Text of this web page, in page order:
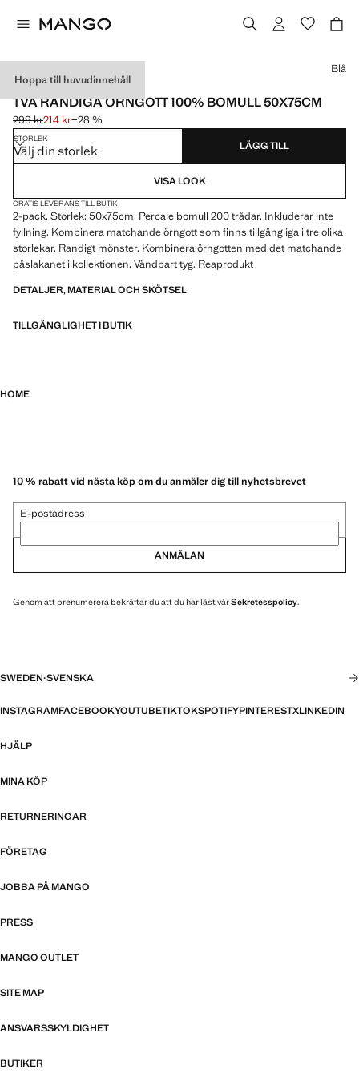
Hoppa till huvudinnehåll
PERCALEBOMULL / 2-PACK
TVÅ RANDIGA ÖRNGOTT 100% BOMULL 50X75CM
Ursprungligt pris överstruket [299 kr ]
299 kr
Gällande pris [214 kr ]
214 kr−28 %
Välj en färg
Blå
STORLEK
Välj din storlek LÄGG TILL
VISA LOOK
GRATIS LEVERANS TILL BUTIK
2-pack. Storlek: 50x75cm. Percale bomull 200 trådar. Inkluderar inte
fyllning. Kombinera matchande örngott som finns tillgängliga i tre olika
storlekar. Randigt mönster. Kombinera örngotten med det matchande
påslakanet i kollektionen. Vändbart tyg. Reaprodukt
DETALJER, MATERIAL OCH SKÖTSEL
TILLGÄNGLIGHET I BUTIK
HOME
10 % rabatt vid nästa köp om du anmäler dig till nyhetsbrevet
E-postadress
ANMÄLAN
Genom att prenumerera bekräftar du att du har läst vårSekretesspolicy.
SWEDEN·SVENSKA
INSTAGRAMFACEBOOKYOUTUBETIKTOKSPOTIFYPINTERESTXLINKEDIN
HJÄLP
MINA KÖP
RETURNERINGAR
FÖRETAG
JOBBA PÅ MANGO
PRESS
MANGO OUTLET
SITE MAP
ANSVARSSKYLDIGHET
BUTIKER